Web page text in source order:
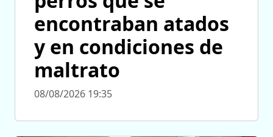
encontraban atados
y en condiciones de
maltrato
08/08/2026 19:35